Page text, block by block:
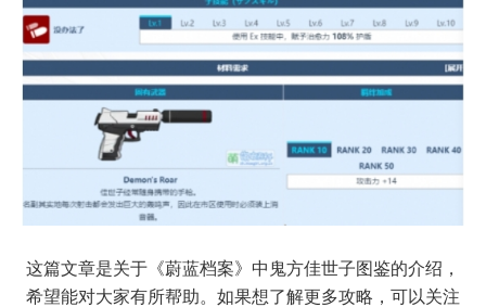
这篇文章是关于《蔚蓝档案》中鬼方佳世子图鉴的介绍，
希望能对大家有所帮助。如果想了解更多攻略，可以关注